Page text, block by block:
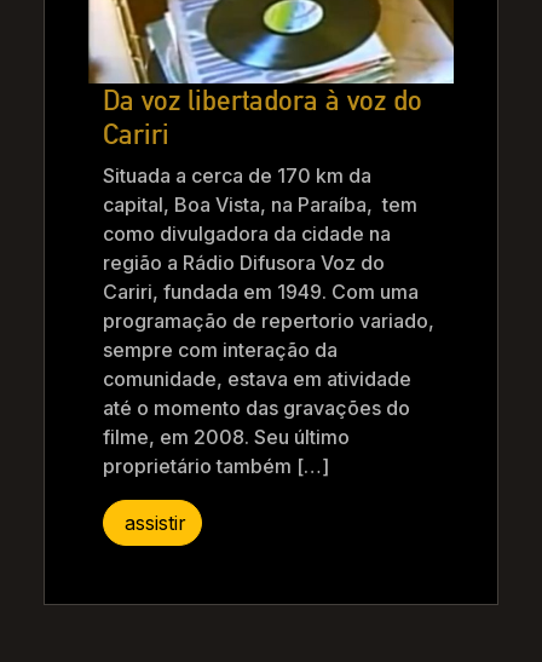
Da voz libertadora à voz do
Cariri
Situada a cerca de 170 km da
capital, Boa Vista, na Paraíba, tem
como divulgadora da cidade na
região a Rádio Difusora Voz do
Cariri, fundada em 1949. Com uma
programação de repertorio variado,
sempre com interação da
comunidade, estava em atividade
até o momento das gravações do
filme, em 2008. Seu último
proprietário também […]
assistir